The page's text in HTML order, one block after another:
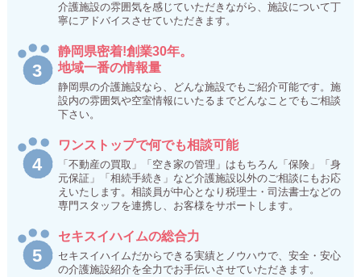
介護施設の雰囲気を感じていただきながら、施設について丁
寧にアドバイスさせていただきます。
静岡県密着!創業30年。
地域一番の情報量
静岡県の介護施設なら、どんな施設でもご紹介可能です。施
設内の雰囲気や空室情報にいたるまでどんなことでもご相談
下さい。
ワンストップで何でも相談可能
「不動産の買取」「空き家の管理」はもちろん「保険」「身
元保証」「相続手続き」など介護施設以外のご相談にもお応
えいたします。相談員が中心となり税理士・司法書士などの
専門スタッフを連携し、お客様をサポートします。
セキスイハイムの総合力
セキスイハイムだからできる実績とノウハウで、安全・安心
の介護施設紹介を全力でお手伝いさせていただきます。